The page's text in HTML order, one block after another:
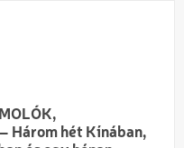
Három hét Kínában,